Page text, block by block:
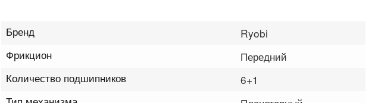
Бренд
Ryobi
Фрикцион
Передний
Количество подшипников
6+1